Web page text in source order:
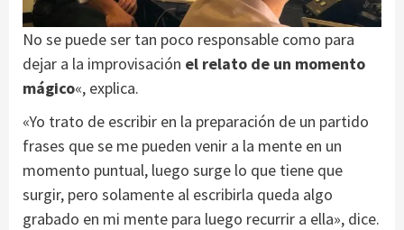
No se puede ser tan poco responsable como para
dejar a la improvisación el relato de un momento
mágico«, explica.
«Yo trato de escribir en la preparación de un partido
frases que se me pueden venir a la mente en un
momento puntual, luego surge lo que tiene que
surgir, pero solamente al escribirla queda algo
grabado en mi mente para luego recurrir a ella», dice.